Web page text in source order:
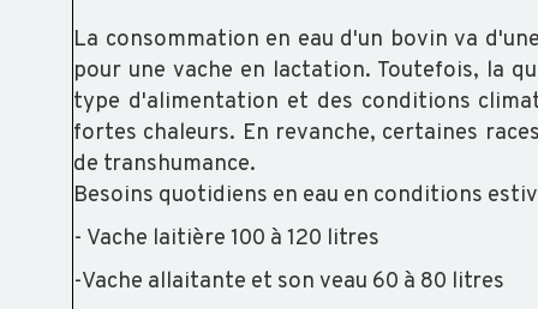
La consommation en eau d'un bovin va
pour une vache en lactation. Toutefois, la
type d'alimentation et des conditions
fortes chaleurs. En revanche, certaines
de transhumance.
Besoins quotidiens en eau en conditions
- Vache laitière 100 à 120 litres
-Vache allaitante et son veau 60 à 80 litres